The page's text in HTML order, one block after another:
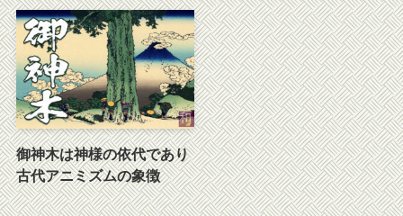
御神木は神様の依代であり
古代アニミズムの象徴